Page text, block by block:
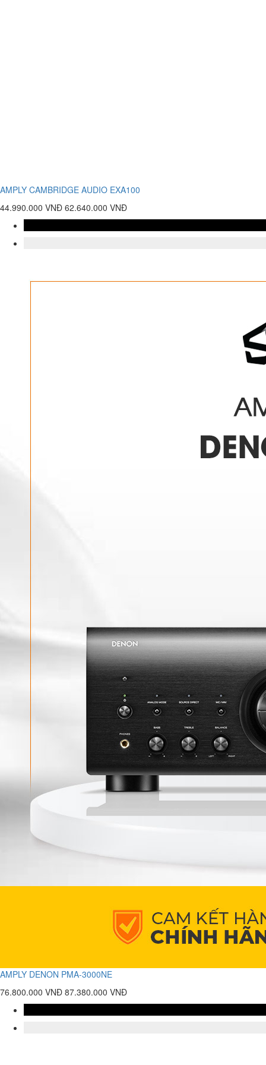
AMPLY CAMBRIDGE AUDIO EXA100
44.990.000 VNĐ 62.640.000 VNĐ
AMPLY DENON PMA-3000NE
76.800.000 VNĐ 87.380.000 VNĐ